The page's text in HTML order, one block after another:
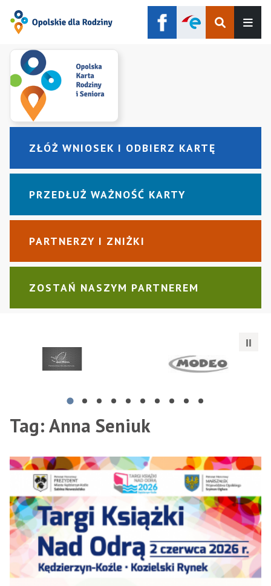
Szukaj
ZŁÓŻ WNIOSEK I ODBIERZ KARTĘ
PRZEDŁUŻ WAŻNOŚĆ KARTY
PARTNERZY I ZNIŻKI
ZOSTAŃ NASZYM PARTNEREM
Tag: Anna Seniuk